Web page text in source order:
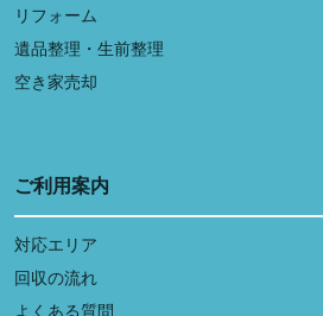
リフォーム
遺品整理・生前整理
空き家売却
ご利用案内
対応エリア
回収の流れ
よくある質問